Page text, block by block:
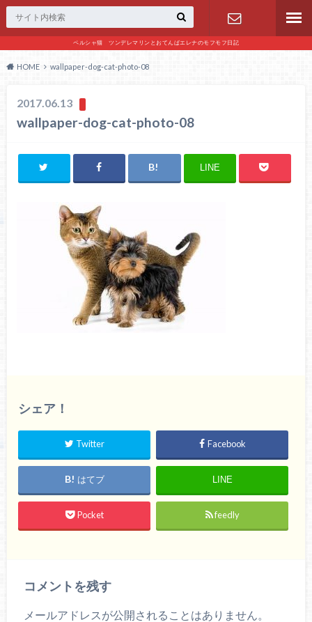
ペルシャ猫 ツンデレマリンとおてんばエレナのモフモフ日記
お問い合わ
HOME wallpaper-dog-cat-photo-08
2017.06.13
wallpaper-dog-cat-photo-08
LINE
シェア！
Twitter Facebook
はてブ LINE
Pocket feedly
コメントを残す
メールアドレスが公開されることはありません。